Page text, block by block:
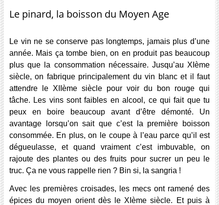
Le pinard, la boisson du Moyen Age
Le vin ne se conserve pas longtemps, jamais plus d’une
année. Mais ça tombe bien, on en produit pas beaucoup
plus que la consommation nécessaire. Jusqu’au XIème
siècle, on fabrique principalement du vin blanc et il faut
attendre le XIIème siècle pour voir du bon rouge qui
tâche. Les vins sont faibles en alcool, ce qui fait que tu
peux en boire beaucoup avant d’être démonté. Un
avantage lorsqu’on sait que c’est la première boisson
consommée. En plus, on le coupe à l’eau parce qu’il est
dégueulasse, et quand vraiment c’est imbuvable, on
rajoute des plantes ou des fruits pour sucrer un peu le
truc. Ça ne vous rappelle rien ? Bin si, la sangria !
Avec les premières croisades, les mecs ont ramené des
épices du moyen orient dès le XIème siècle. Et puis à